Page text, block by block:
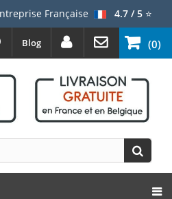
Française 4.7 / 5⭐
(0)
Blog